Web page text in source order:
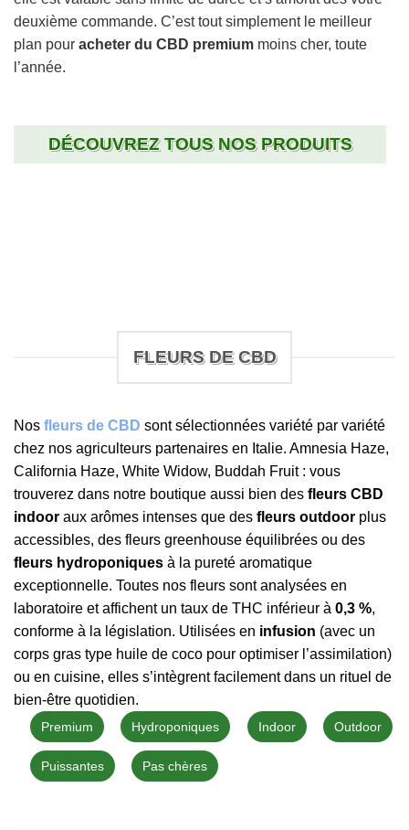
deuxième commande. C’est tout simplement le meilleur
plan pour acheter du CBD premium moins cher, toute
l’année.
DÉCOUVREZ TOUS NOS PRODUITS
FLEURS DE CBD
Nos fleurs de CBD sont sélectionnées variété par variété
chez nos agriculteurs partenaires en Italie. Amnesia Haze,
California Haze, White Widow, Buddah Fruit : vous
trouverez dans notre boutique aussi bien des fleurs CBD
indoor aux arômes intenses que des fleurs outdoor plus
accessibles, des fleurs greenhouse équilibrées ou des
fleurs hydroponiques à la pureté aromatique
exceptionnelle. Toutes nos fleurs sont analysées en
laboratoire et affichent un taux de THC inférieur à 0,3 %,
conforme à la législation. Utilisées en infusion (avec un
corps gras type huile de coco pour optimiser l’assimilation)
ou en cuisine, elles s’intègrent facilement dans un rituel de
bien-être quotidien.
Premium Hydroponiques Indoor Outdoor
Puissantes Pas chères